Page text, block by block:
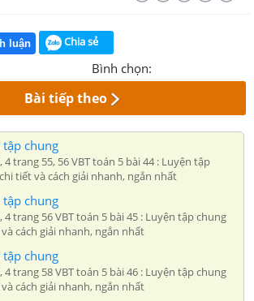
luận Chia sẻ
Bình chọn:
Bài tiếp theo
tập chung
4 trang 55, 56 VBT toán 5 bài 44 : Luyện tập
tiết và cách giải nhanh, ngắn nhất
tập chung
4 trang 56 VBT toán 5 bài 45 : Luyện tập chung
cách giải nhanh, ngắn nhất
tập chung
4 trang 58 VBT toán 5 bài 46 : Luyện tập chung
cách giải nhanh, ngắn nhất